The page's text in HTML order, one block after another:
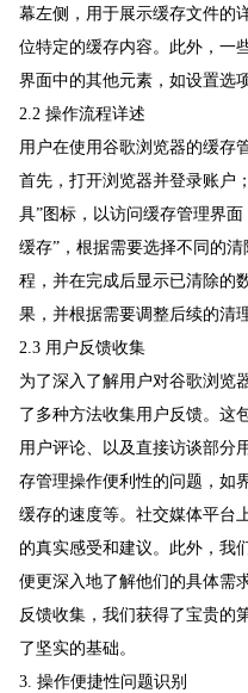
幕左侧，用于展示缓存文件的
位特定的缓存内容。此外，一
界面中的其他元素，如设置选
2.2 操作流程详述
用户在使用谷歌浏览器的缓存
首先，打开浏览器并登录账户
具”图标，以访问缓存管理界
缓存”，根据需要选择不同的
程，并在完成后显示已清除的
果，并根据需要调整后续的清
2.3 用户反馈收集
为了深入了解用户对谷歌浏览
了多种方法收集用户反馈。这
用户评论、以及直接访谈部分
存管理操作便利性的问题，如
缓存的速度等。社交媒体平台
的真实感受和建议。此外，我
便更深入地了解他们的具体需
反馈收集，我们获得了宝贵的
了坚实的基础。
3. 操作便捷性问题识别